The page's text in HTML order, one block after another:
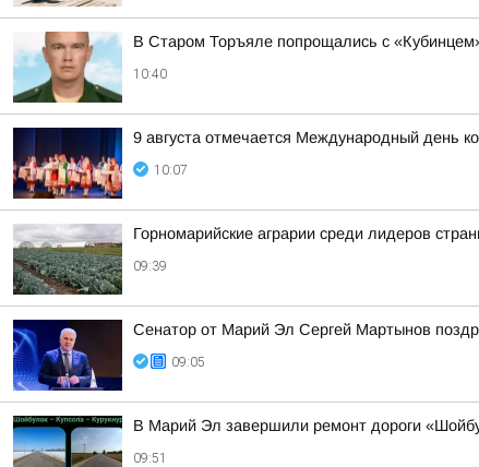
В Старом Торъяле попрощались с
10:40
9 августа отмечается Международный день
10:07
Горномарийские аграрии среди лидеров
09:39
Сенатор от Марий Эл Сергей Мартынов
09:05
В Марий Эл завершили ремонт дороги
09:51